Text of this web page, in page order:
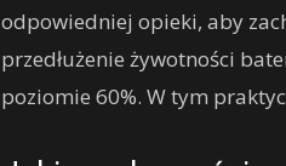
odpowiedniej opieki, aby
przedłużenie żywotności
poziomie 60%. W tym